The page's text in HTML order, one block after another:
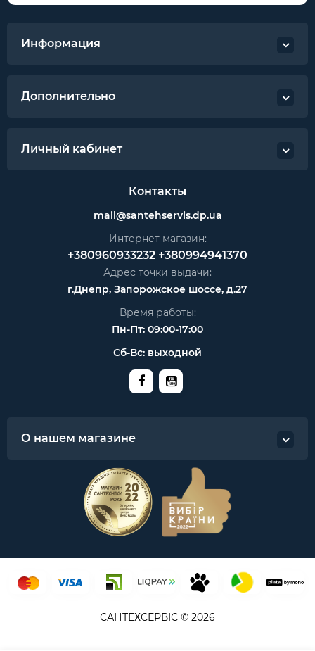
Информация
Дополнительно
Личный кабинет
Контакты
mail@santehservis.dp.ua
Интернет магазин:
+380960933232 +380994941370
Адрес точки выдачи:
г.Днепр, Запорожское шоссе, д.27
Время работы:
Пн-Пт: 09:00-17:00
Сб-Вс: выходной
О нашем магазине
САНТЕХСЕРВІС © 2026